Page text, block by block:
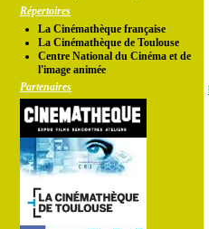
Répertoires
La Cinémathèque française
La Cinémathèque de Toulouse
Centre National du Cinéma et de
l'image animée
Partenaires